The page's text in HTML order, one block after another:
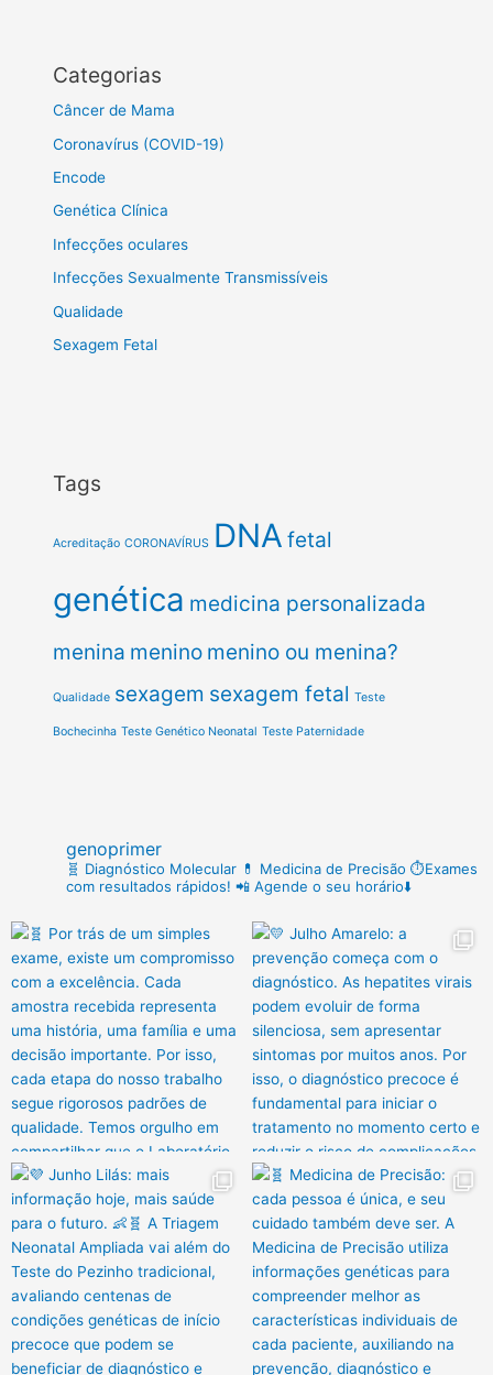
Categorias
Câncer de Mama
Coronavírus (COVID-19)
Encode
Genética Clínica
Infecções oculares
Infecções Sexualmente Transmissíveis
Qualidade
Sexagem Fetal
Tags
Acreditação CORONAVÍRUS DNA fetal
genética medicina personalizada
menina menino menino ou menina?
Qualidade sexagem sexagem fetal Teste
Bochecinha Teste Genético Neonatal Teste Paternidade
genoprimer
🧬 Diagnóstico Molecular 💊 Medicina de Precisão ⏱️Exames
com resultados rápidos! 📲 Agende o seu horário⬇️